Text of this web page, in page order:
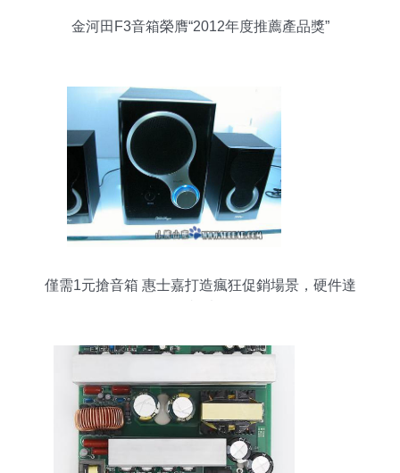
金河田F3音箱榮膺“2012年度推薦產品獎”
僅需1元搶音箱 惠士嘉打造瘋狂促銷場景，硬件達